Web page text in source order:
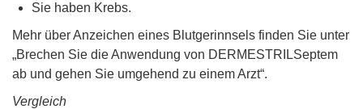
Sie haben Krebs.
Mehr über Anzeichen eines Blutgerinnsels finden Sie unter
„Brechen Sie die Anwendung von DERMESTRILSeptem
ab und gehen Sie umgehend zu einem Arzt“.
Vergleich